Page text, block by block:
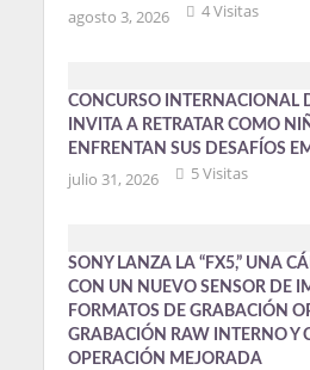
agosto 3, 2026 4 Visitas
CONCURSO INTERNACIONAL
INVITA A RETRATAR COMO
ENFRENTAN SUS DESAFÍOS
julio 31, 2026 5 Visitas
SONY LANZA LA “FX5,” UNA
CON UN NUEVO SENSOR DE
FORMATOS DE GRABACIÓN
GRABACIÓN RAW INTERNO Y
OPERACIÓN MEJORADA